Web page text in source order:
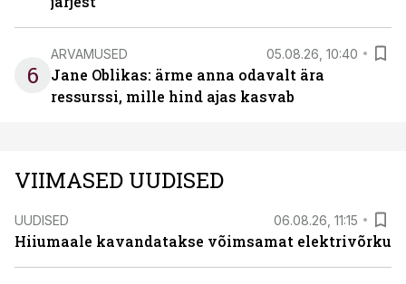
6
ARVAMUSED 05.08.26, 10:40
Jane Oblikas: ärme anna odavalt ära
ressurssi, mille hind ajas kasvab
VIIMASED UUDISED
UUDISED 06.08.26, 11:15
Hiiumaale kavandatakse võimsamat elektrivõrku